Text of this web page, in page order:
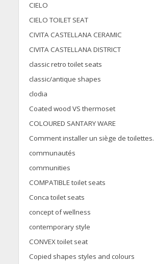
CIELO
CIELO TOILET SEAT
CIVITA CASTELLANA CERAMIC
CIVITA CASTELLANA DISTRICT
classic retro toilet seats
classic/antique shapes
clodia
Coated wood VS thermoset
COLOURED SANTARY WARE
Comment installer un siège de toilettes.
communautés
communities
COMPATIBLE toilet seats
Conca toilet seats
concept of wellness
contemporary style
CONVEX toilet seat
Copied shapes styles and colours